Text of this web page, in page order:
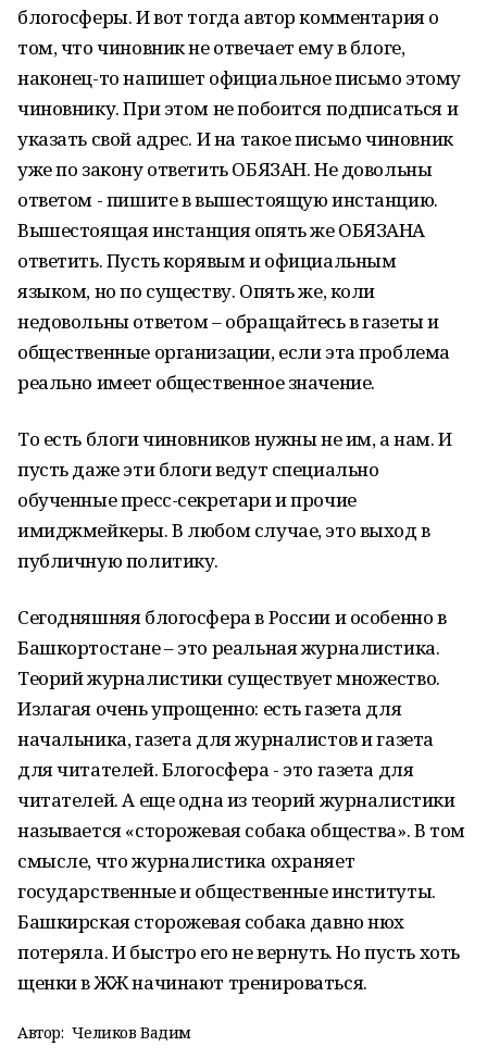
блогосферы. И вот тогда автор комментария о
том, что чиновник не отвечает ему в блоге,
наконец-то напишет официальное письмо этому
чиновнику. При этом не побоится подписаться и
указать свой адрес. И на такое письмо чиновник
уже по закону ответить ОБЯЗАН. Не довольны
ответом - пишите в вышестоящую инстанцию.
Вышестоящая инстанция опять же ОБЯЗАНА
ответить. Пусть корявым и официальным
языком, но по существу. Опять же, коли
недовольны ответом – обращайтесь в газеты и
общественные организации, если эта проблема
реально имеет общественное значение.
То есть блоги чиновников нужны не им, а нам. И
пусть даже эти блоги ведут специально
обученные пресс-секретари и прочие
имиджмейкеры. В любом случае, это выход в
публичную политику.
Сегодняшняя блогосфера в России и особенно в
Башкортостане – это реальная журналистика.
Теорий журналистики существует множество.
Излагая очень упрощенно: есть газета для
начальника, газета для журналистов и газета
для читателей. Блогосфера - это газета для
читателей. А еще одна из теорий журналистики
называется «сторожевая собака общества». В том
смысле, что журналистика охраняет
государственные и общественные институты.
Башкирская сторожевая собака давно нюх
потеряла. И быстро его не вернуть. Но пусть хоть
щенки в ЖЖ начинают тренироваться.
Автор: Челиков Вадим